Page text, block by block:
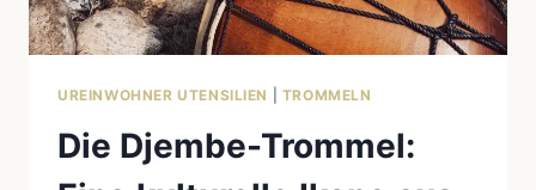
UREINWOHNER UTENSILIEN TROMMELN
Die Djembe-Trommel: